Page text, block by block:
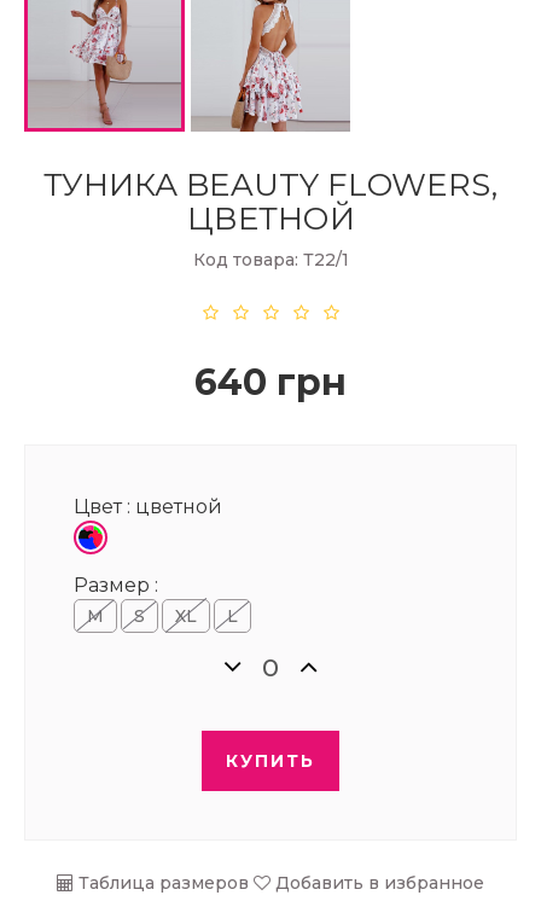
ТУНИКА BEAUTY FLOWERS,
ЦВЕТНОЙ
Код товара: Т22/1
640 грн
Цвет : цветной
Размер :
М S XL L
КУПИТЬ
Таблица размеров Добавить в избранное